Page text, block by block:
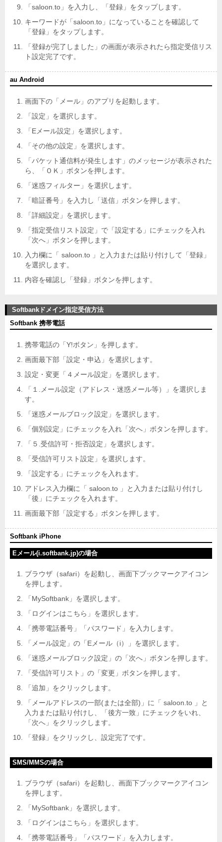
「saloon.to」を入力し、「登録」をタップします。
キーワードが「saloon.to」になっていることを確認して
「登録」をタップします。
「登録が完了しました」の画面が表示されたら指定受信リス
ト設定完了です。
au Android
画面下の「メール」のアプリを起動します。
「設定」を選択します。
「Eメール設定」を選択します。
「その他の設定」を選択します。
「パケット通信料が発生します」のメッセージが表示された
ら、「ＯＫ」ボタンを押します。
「迷惑フィルター」を選択します。
「暗証番号」を入力し「送信」ボタンを押します。
「詳細設定」を選択します。
「指定受信リスト設定」で「設定する」にチェックを入れ
「次へ」ボタンを押します。
入力欄に「 saloon.to 」と入力または貼り付けして「登録」
を選択します。
内容を確認し「登録」ボタンを押します。
Softbankドメイン指定受信方法
Softbank 携帯電話
携帯電話の「Y!ボタン」を押します。
画面最下部「設定・申込」を選択します。
設定・変更「４メール設定」を選択します。
「１.メール設定（アドレス・迷惑メール等）」を選択しま
す。
「迷惑メールブロック設定」を選択します。
「個別設定」にチェックを入れ「次へ」ボタンを押します。
「５.受信許可・拒否設定」を選択します。
「受信許可リスト設定」を選択します。
「設定する」にチェックを入れます。
アドレス入力欄に「 saloon.to 」と入力または貼り付けし
「後」にチェックを入れます。
画面最下部「設定する」ボタンを押します。
Softbank iPhone
Eメール(i.softbank.jp)の場合
ブラウザ（safari）を起動し、画面下ブックマークアイコン
を押します。
「MySoftbank」を選択します。
「ログインはこちら」を選択します。
「携帯電話番号」「パスワード」を入力します。
「メール設定」の「Eメール（i）」を選択します。
「迷惑メールブロック設定」の「次へ」ボタンを押します。
「受信許可リスト」の「変更」ボタンを押します。
「追加」をクリックします。
「メールアドレスの一部(または全部)」に「 saloon.to 」と
入力または貼り付けし、「後方一致」にチェックをいれ、
「次へ」をクリックします。
「登録」をクリックし、設定完了です。
SMS/MMSの場合
ブラウザ（safari）を起動し、画面下ブックマークアイコン
を押します。
「MySoftbank」を選択します。
「ログインはこちら」を選択します。
「携帯電話番号」「パスワード」を入力します。